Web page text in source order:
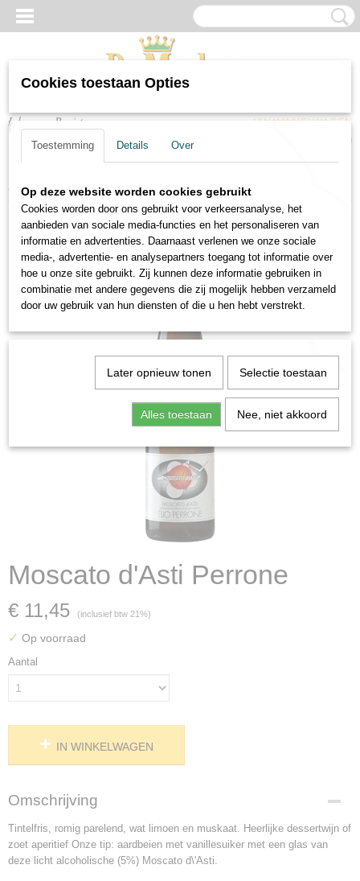
Inloggen Registreren
UW WINKELWAGEN
(0)
Home > > Mousserend Moscato d'Asti Perrone
Moscato d'Asti Perrone
€ 11,45 (inclusief btw 21%)
✓ Op voorraad
Aantal
IN WINKELWAGEN
Omschrijving
Tintelfris, romig parelend, wat limoen en muskaat. Heerlijke dessertwijn of
zoet aperitief Onze tip: aardbeien met vanillesuiker met een glas van
deze licht alcoholische (5%) Moscato d\'Asti.
Cookies toestaan Opties
Toestemming Details Over
Op deze website worden cookies gebruikt
Cookies worden door ons gebruikt voor verkeersanalyse, het
aanbieden van sociale media-functies en het personaliseren van
informatie en advertenties. Daarnaast verlenen we onze sociale
media-, advertentie- en analysepartners toegang tot informatie over
hoe u onze site gebruikt. Zij kunnen deze informatie gebruiken in
combinatie met andere gegevens die zij mogelijk hebben verzameld
door uw gebruik van hun diensten of die u hen hebt verstrekt.
Later opnieuw tonen Selectie toestaan
Alles toestaan Nee, niet akkoord